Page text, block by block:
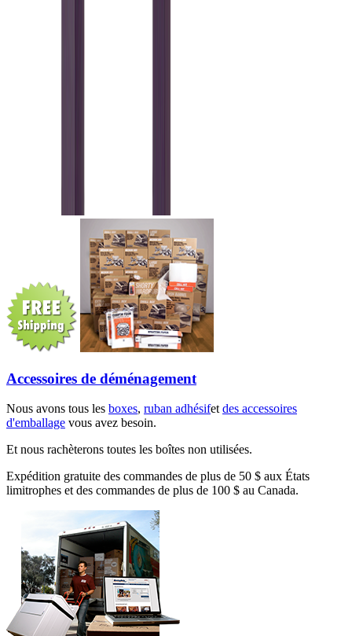
Accessoires de déménagement
Nous avons tous les boxes, ruban adhésifetdes accessoires
d'emballage vous avez besoin.
Et nous rachèterons toutes les boîtes non utilisées.
Expédition gratuite des commandes de plus de 50 $ aux États
limitrophes et des commandes de plus de 100 $ au Canada.